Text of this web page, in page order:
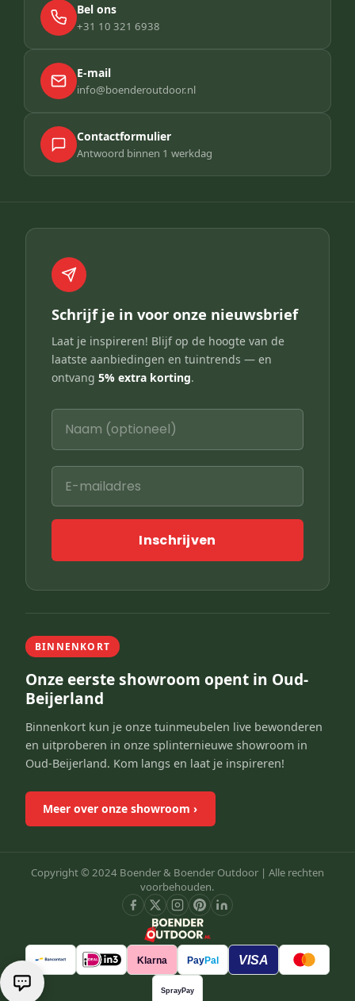
Bel ons
+31 10 321 6938
E-mail
info@boenderoutdoor.nl
Contactformulier
Antwoord binnen 1 werkdag
Schrijf je in voor onze nieuwsbrief
Laat je inspireren! Blijf op de hoogte van de
laatste aanbiedingen en tuintrends — en
ontvang 5% extra korting.
Inschrijven
BINNENKORT
Onze eerste showroom opent in Oud-
Beijerland
Binnenkort kun je onze tuinmeubelen live bewonderen
en uitproberen in onze splinternieuwe showroom in
Oud-Beijerland. Kom langs en laat je inspireren!
Meer over onze showroom ›
Copyright © 2024 Boender & Boender Outdoor | Alle rechten
voorbehouden.
Klarna PayPal VISA
SprayPay